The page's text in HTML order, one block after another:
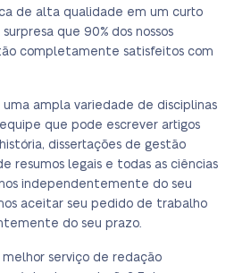
de alta qualidade em um curto
que 90% dos nossos
completamente satisfeitos com
uma ampla variedade de disciplinas
que pode escrever artigos
dissertações de gestão
resumos legais e todas as ciências
independentemente do seu
aceitar seu pedido de trabalho
do seu prazo.
serviço de redação